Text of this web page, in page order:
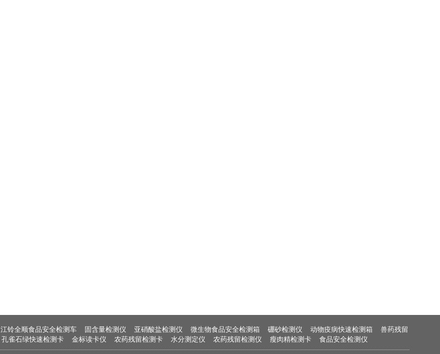
江铃全顺食品安全检测车 固含量检测仪 亚硝酸盐检测仪 微生物食品安全检测箱 硼砂检测仪 动物疫病快速检测箱
兽药残留
孔雀石绿快速检测卡 金标读卡仪 农药残留检测卡 水分测定仪 农药残留检测仪 瘦肉精检测卡 食品安全检测仪